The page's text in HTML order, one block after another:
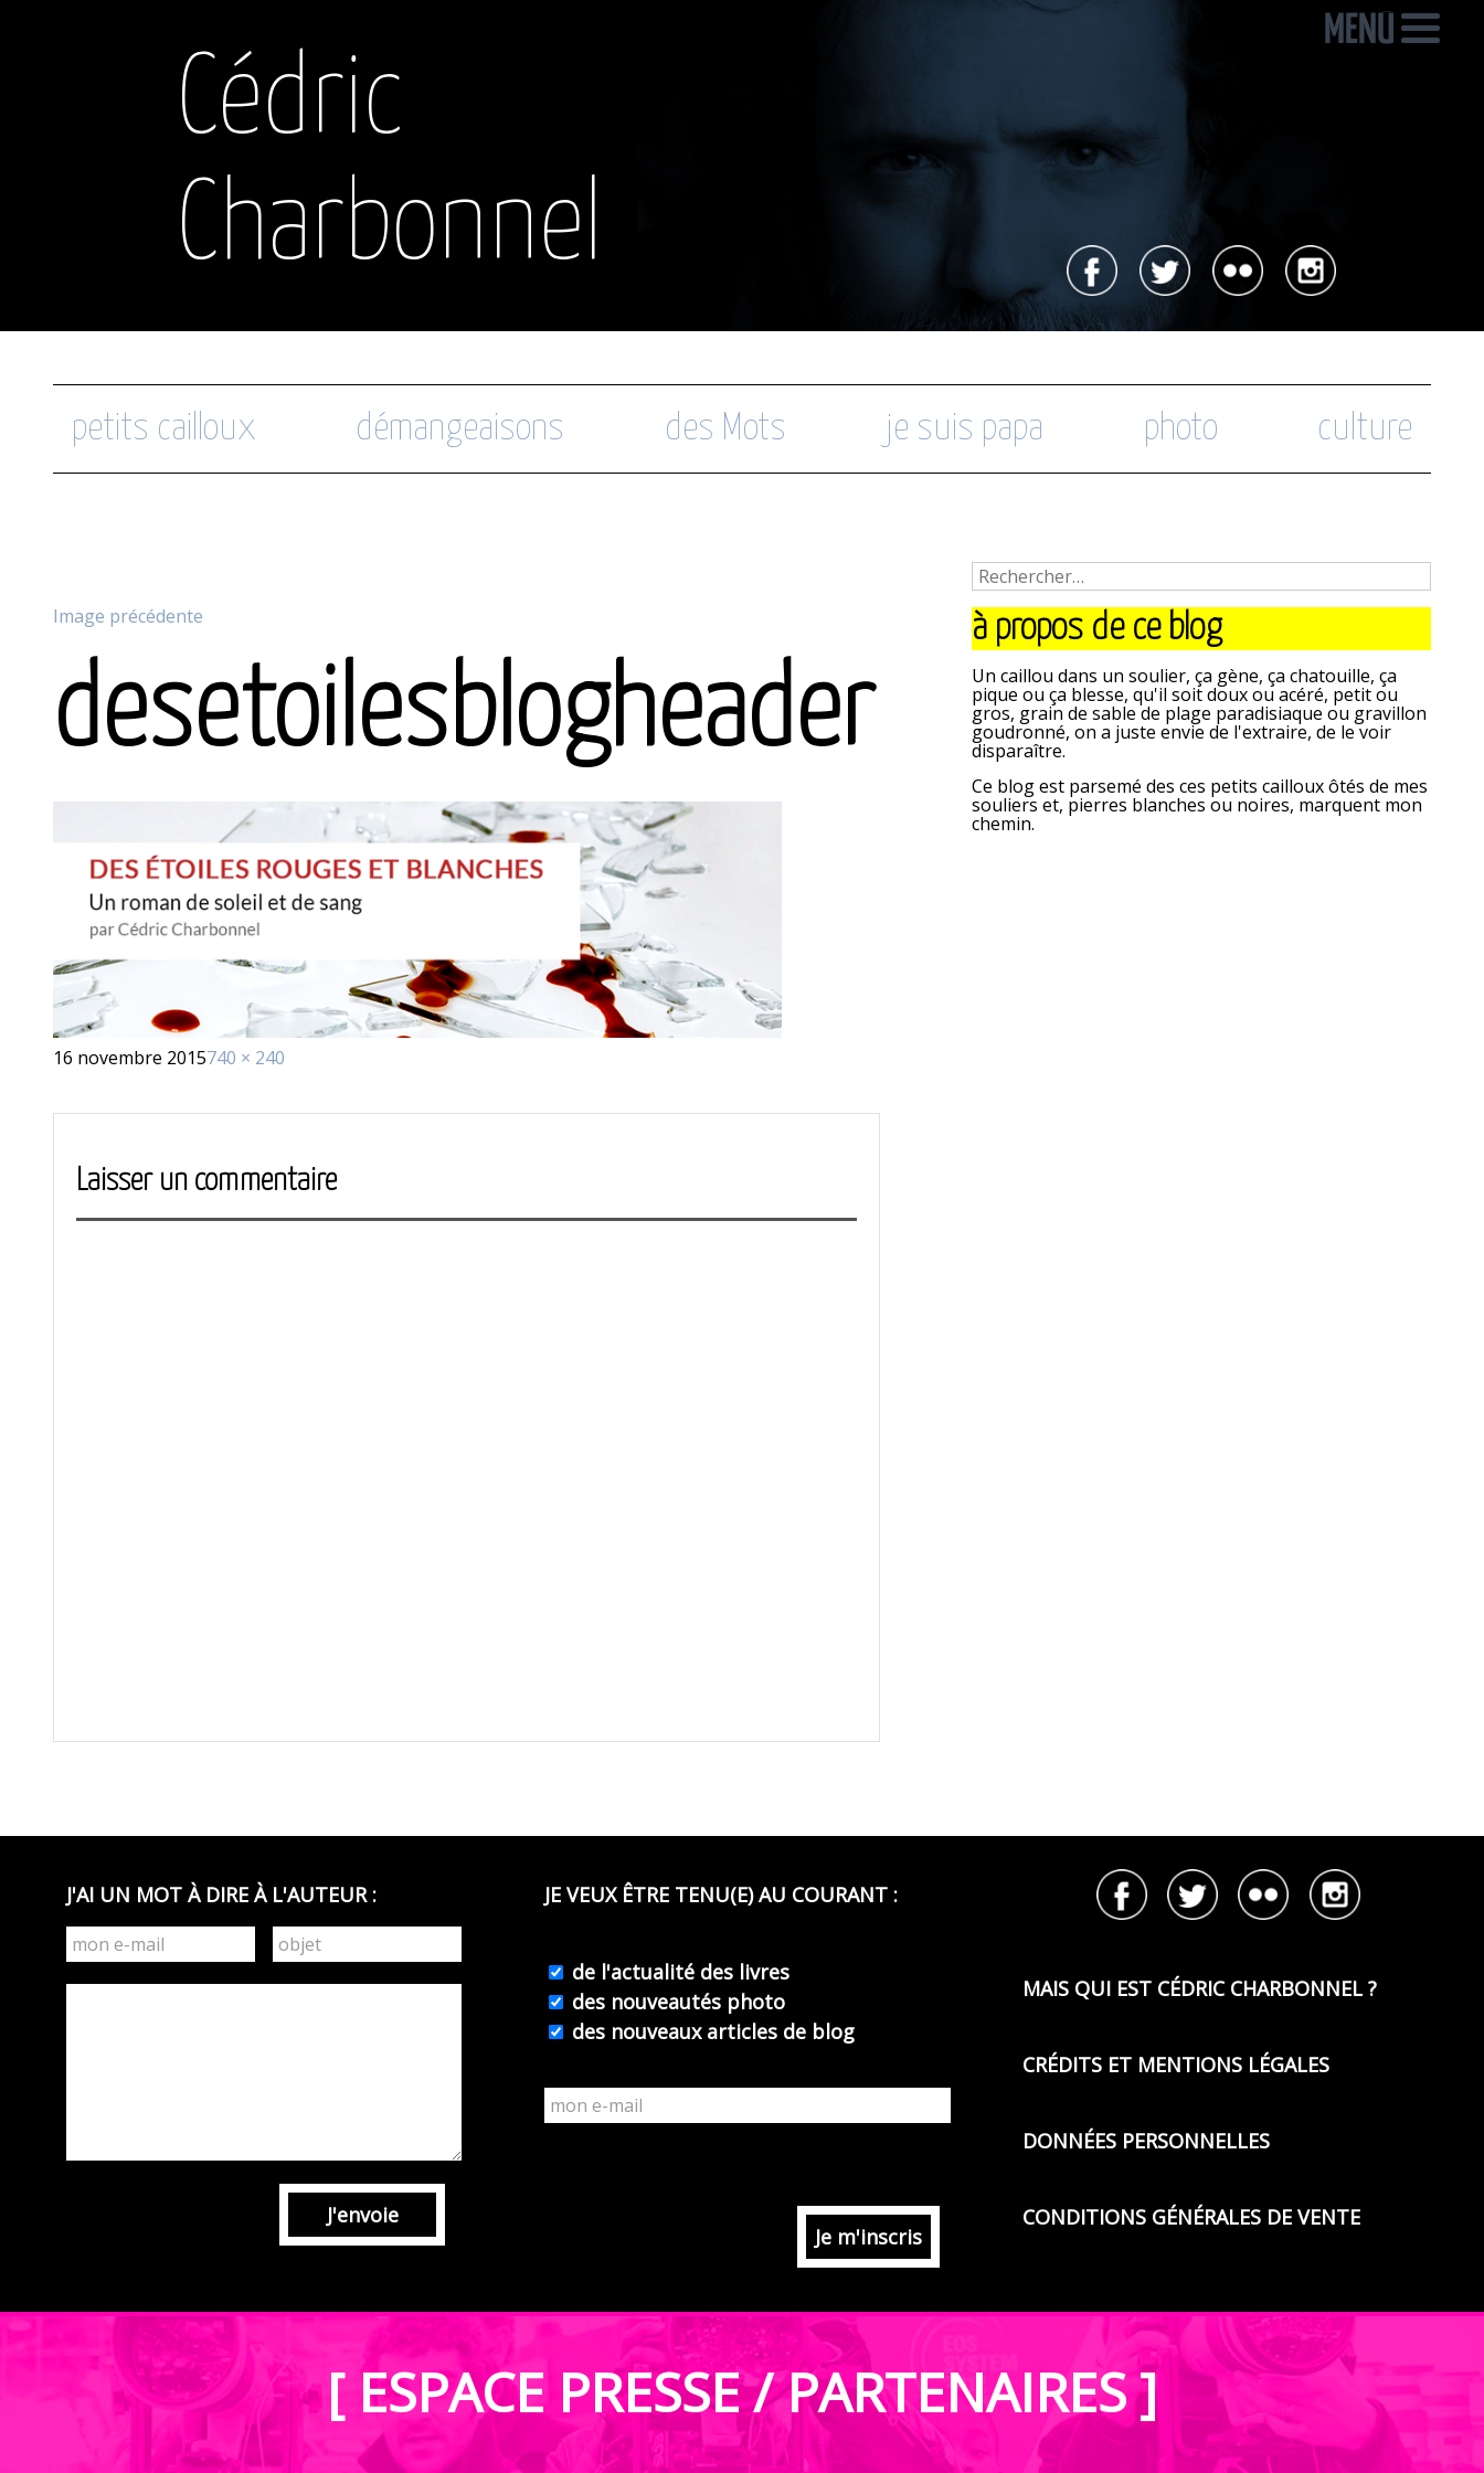
Cédric
Charbonnel
petits cailloux démangeaisons des Mots je suis papa photo culture
Image précédente
desetoilesblogheader
Publié
16 novembre 2015Taille
740 × 240
Laisser un commentaire
à propos de ce blog
Un caillou dans un soulier, ça gène, ça chatouille, ça
pique ou ça blesse, qu'il soit doux ou acéré, petit ou
gros, grain de sable de plage paradisiaque ou gravillon
goudronné, on a juste envie de l'extraire, de le voir
disparaître.
Ce blog est parsemé des ces petits cailloux ôtés de mes
souliers et, pierres blanches ou noires, marquent mon
chemin.
J'AI UN MOT À DIRE À L'AUTEUR :
J'envoie
JE VEUX ÊTRE TENU(E) AU COURANT :
de l'actualité des livres
des nouveautés photo
des nouveaux articles de blog
MAIS QUI EST CÉDRIC CHARBONNEL ?
CRÉDITS ET MENTIONS LÉGALES
DONNÉES PERSONNELLES
CONDITIONS GÉNÉRALES DE VENTE
[ ESPACE PRESSE / PARTENAIRES ]